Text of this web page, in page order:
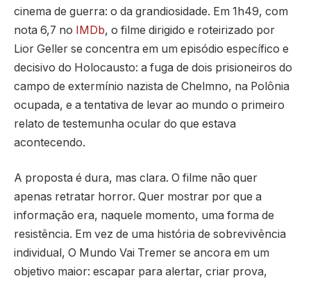
cinema de guerra: o da grandiosidade. Em 1h49, com
nota 6,7 no IMDb, o filme dirigido e roteirizado por
Lior Geller se concentra em um episódio específico e
decisivo do Holocausto: a fuga de dois prisioneiros do
campo de extermínio nazista de Chelmno, na Polônia
ocupada, e a tentativa de levar ao mundo o primeiro
relato de testemunha ocular do que estava
acontecendo.
A proposta é dura, mas clara. O filme não quer
apenas retratar horror. Quer mostrar por que a
informação era, naquele momento, uma forma de
resistência. Em vez de uma história de sobrevivência
individual, O Mundo Vai Tremer se ancora em um
objetivo maior: escapar para alertar, criar prova,